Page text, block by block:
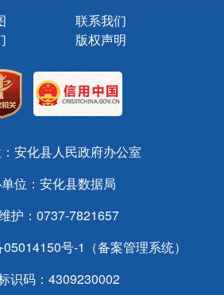
联系我们
版权声明
安化县人民政府办公室
位：安化县数据局
护：0737-7821657
号-1（备案管理系统）
识码：4309230002